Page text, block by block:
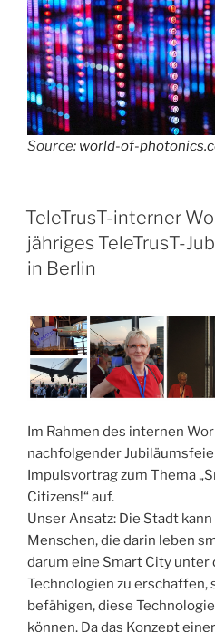
Source: world-of-
TeleTrusT-interner
jähriges TeleTrusT-
in Berlin
Im Rahmen des internen
nachfolgender
Impulsvortrag zum Thema
Citizens!“ auf.
Unser Ansatz: Die Stadt
Menschen, die darin leben
darum eine Smart City unter
Technologien zu erschaffen,
befähigen, diese
können. Da das Konzept